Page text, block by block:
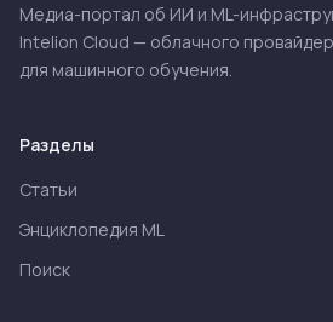
Медиа-портал об ИИ и ML-
Intelion Cloud — облачного
для машинного обучения.
Разделы
Статьи
Энциклопедия ML
Поиск